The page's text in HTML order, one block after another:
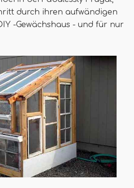
durch ihren aufwändigen
-Gewächshaus - und für nur